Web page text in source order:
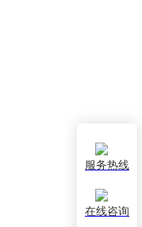
服务热线
在线咨询